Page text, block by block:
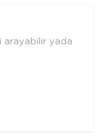
arayabilir yada